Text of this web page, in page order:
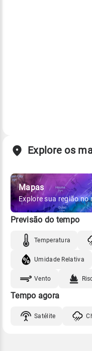
Explore os
Mapas
Explore sua região no
Previsão do tempo
Temperatura
Umidade Relativa
Vento
Tempo agora
Satélite